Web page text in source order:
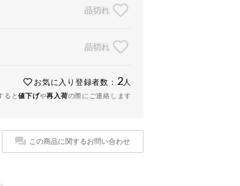
品切れ
品切れ
お気に入り登録者数： 2 人
ると値下げや再入荷の際にご連絡します
この商品に関するお問い合わせ